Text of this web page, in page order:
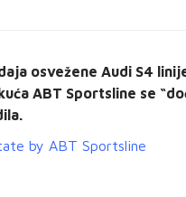
osvežene Audi S4
ABT Sportsline se